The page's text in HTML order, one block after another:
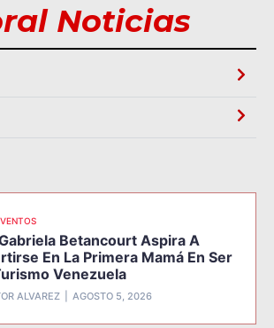
Noticias
Betancourt Aspira A
En La Primera Mamá En Ser
Venezuela
ALVAREZ AGOSTO 5, 2026